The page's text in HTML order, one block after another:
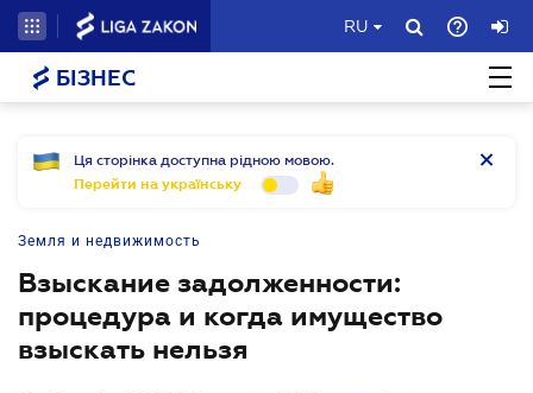
RU
БІЗНЕС
Ця сторінка доступна рідною мовою.
Перейти на українську
Земля и недвижимость
Взыскание задолженности:
процедура и когда имущество
взыскать нельзя